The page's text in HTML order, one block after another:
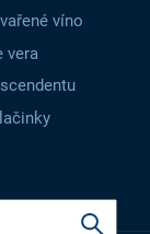
víno
vera